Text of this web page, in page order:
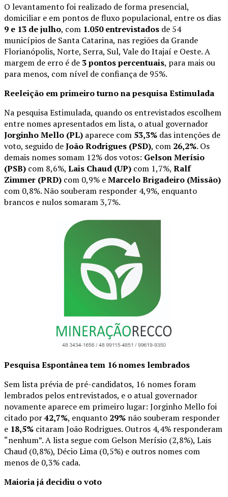
O levantamento foi realizado de forma presencial,
domiciliar e em pontos de fluxo populacional, entre os dias
9 e 13 de julho, com 1.050 entrevistados de 54
municípios de Santa Catarina, nas regiões da Grande
Florianópolis, Norte, Serra, Sul, Vale do Itajaí e Oeste. A
margem de erro é de 3 pontos percentuais, para mais ou
para menos, com nível de confiança de 95%.
Reeleição em primeiro turno na pesquisa Estimulada
Na pesquisa Estimulada, quando os entrevistados escolhem
entre nomes apresentados em lista, o atual governador
Jorginho Mello (PL) aparece com 53,3% das intenções de
voto, seguido deJoão Rodrigues (PSD), com 26,2%. Os
demais nomes somam 12% dos votos: Gelson Merísio
(PSB) com 8,6%, Lais Chaud (UP) com 1,7%, Ralf
Zimmer (PRD) com 0,9% eMarcelo Brigadeiro (Missão)
com 0,8%. Não souberam responder 4,9%, enquanto
brancos e nulos somaram 3,7%.
Pesquisa Espontânea tem 16 nomes lembrados
Sem lista prévia de pré-candidatos, 16 nomes foram
lembrados pelos entrevistados, e o atual governador
novamente aparece em primeiro lugar: Jorginho Mello foi
citado por42,7%, enquanto 29% não souberam responder
e 18,5% citaram João Rodrigues. Outros 4,4% responderam
“nenhum”. A lista segue com Gelson Merísio (2,8%), Lais
Chaud (0,8%), Décio Lima (0,5%) e outros nomes com
menos de 0,3% cada.
Maioria já decidiu o voto